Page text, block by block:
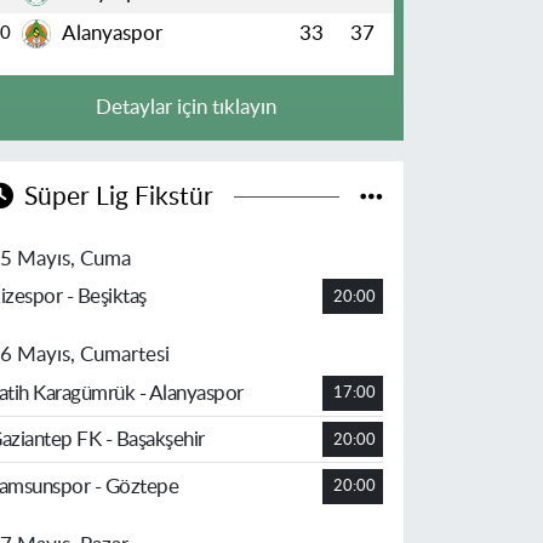
Alanyaspor 33 37
Detaylar için tıklayın
Süper Lig Fikstür
Mayıs, Cuma
- Beşiktaş
20:00
Mayıs, Cumartesi
Karagümrük - Alanyaspor
17:00
FK - Başakşehir 20:00
- Göztepe 20:00